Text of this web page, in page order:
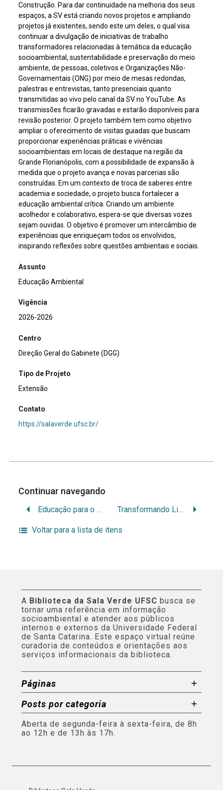
Construção. Para dar continuidade na melhoria dos seus
espaços, a SV está criando novos projetos e ampliando
projetos já existentes, sendo este um deles, o qual visa
continuar a divulgação de iniciativas de trabalho
transformadores relacionadas à temática da educação
socioambiental, sustentabilidade e preservação do meio
ambiente, de pessoas, coletivos e Organizações Não-
Governamentais (ONG) por meio de mesas redondas,
palestras e entrevistas, tanto presenciais quanto
transmitidas ao vivo pelo canal da SV no YouTube. As
transmissões ficarão gravadas e estarão disponíveis para
revisão posterior. O projeto também tem como objetivo
ampliar o oferecimento de visitas guiadas que buscam
proporcionar experiências práticas e vivências
socioambientais em locais de destaque na região da
Grande Florianópolis, com a possibilidade de expansão à
medida que o projeto avança e novas parcerias são
construídas. Em um contexto de troca de saberes entre
academia e sociedade, o projeto busca fortalecer a
educação ambiental crítica. Criando um ambiente
acolhedor e colaborativo, espera-se que diversas vozes
sejam ouvidas. O objetivo é promover um intercâmbio de
experiências que enriqueçam todos os envolvidos,
inspirando reflexões sobre questões ambientais e sociais.
Assunto
Educação Ambiental
Vigência
2026-2026
Centro
Direção Geral do Gabinete (DGG)
Tipo de Projeto
Extensão
Contato
https://salaverde.ufsc.br/
Continuar navegando
Educação para o gerenciamento de resíduos sólidos urbanos – Fase 5 Transformando Lixeiras em VIDA e ARTE: Reaproveitamento de lixeiras de concreto da UFSC para plantio de mudas e arte para a promoção da sustentabilidade
Voltar para a lista de itens
A Biblioteca da Sala Verde UFSC busca se
tornar uma referência em informação
socioambiental e atender aos públicos
internos e externos da Universidade Federal
de Santa Catarina. Este espaço virtual reúne
curadoria de conteúdos e orientações aos
serviços informacionais da biblioteca.
Páginas
Posts por categoria
Aberta de segunda-feira à sexta-feira, de 8h
ao 12h e de 13h às 17h.